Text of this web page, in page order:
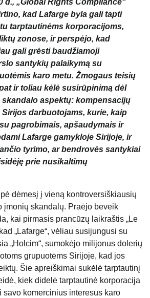
d., „Global Rights Compliance“
kad Lafarge byla gali tapti
tarptautinėms korporacijoms,
zonose, ir perspėjo, kad
gali grėsti baudžiamoji
santykių palaikymą su
karo metu. Žmogaus teisių
ir toliau kėlė susirūpinimą dėl
aspektų: kompensacijų
darbuotojams, kurie, kaip
pagrobimais, apšaudymais ir
Lafarge gamykloje Sirijoje, ir
tyrimo, ar bendrovės santykiai
prie nusikaltimų
dėmesį į vieną kontroversiškiausių
įmonių skandalų. Praėjo beveik
kai pirmasis prancūzų laikraštis „Le
kad „Lafarge“, vėliau susijungusi su
„Holcim“, sumokėjo milijonus dolerių
grupuotėms Sirijoje, kad jos
Šie apreiškimai sukėlė tarptautinį
kiek didelė tarptautinė korporacija
savo komercinius interesus karo